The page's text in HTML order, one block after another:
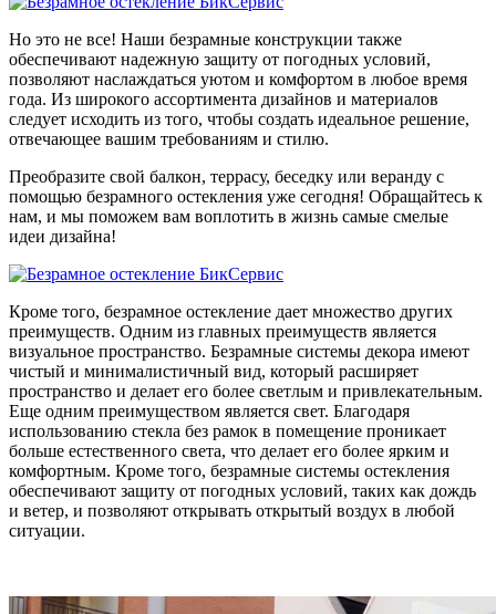
Но это не все! Наши безрамные конструкции также
обеспечивают надежную защиту от погодных условий,
позволяют наслаждаться уютом и комфортом в любое время
года. Из широкого ассортимента дизайнов и материалов
следует исходить из того, чтобы создать идеальное решение,
отвечающее вашим требованиям и стилю.
Преобразите свой балкон, террасу, беседку или веранду с
помощью безрамного остекления уже сегодня! Обращайтесь к
нам, и мы поможем вам воплотить в жизнь самые смелые
идеи дизайна!
Кроме того, безрамное остекление дает множество других
преимуществ. Одним из главных преимуществ является
визуальное пространство. Безрамные системы декора имеют
чистый и минималистичный вид, который расширяет
пространство и делает его более светлым и привлекательным.
Еще одним преимуществом является свет. Благодаря
использованию стекла без рамок в помещение проникает
больше естественного света, что делает его более ярким и
комфортным. Кроме того, безрамные системы остекления
обеспечивают защиту от погодных условий, таких как дождь
и ветер, и позволяют открывать открытый воздух в любой
ситуации.